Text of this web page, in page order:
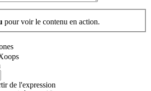
pour voir le contenu en action.
de l'expression